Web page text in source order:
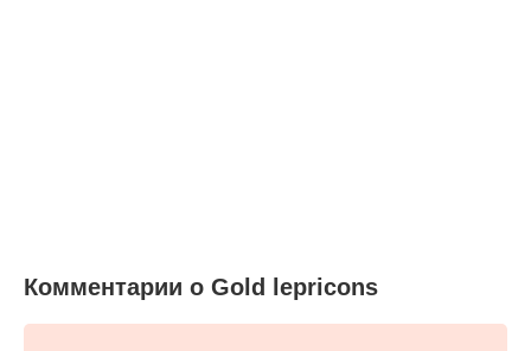
Комментарии о Gold lepricons